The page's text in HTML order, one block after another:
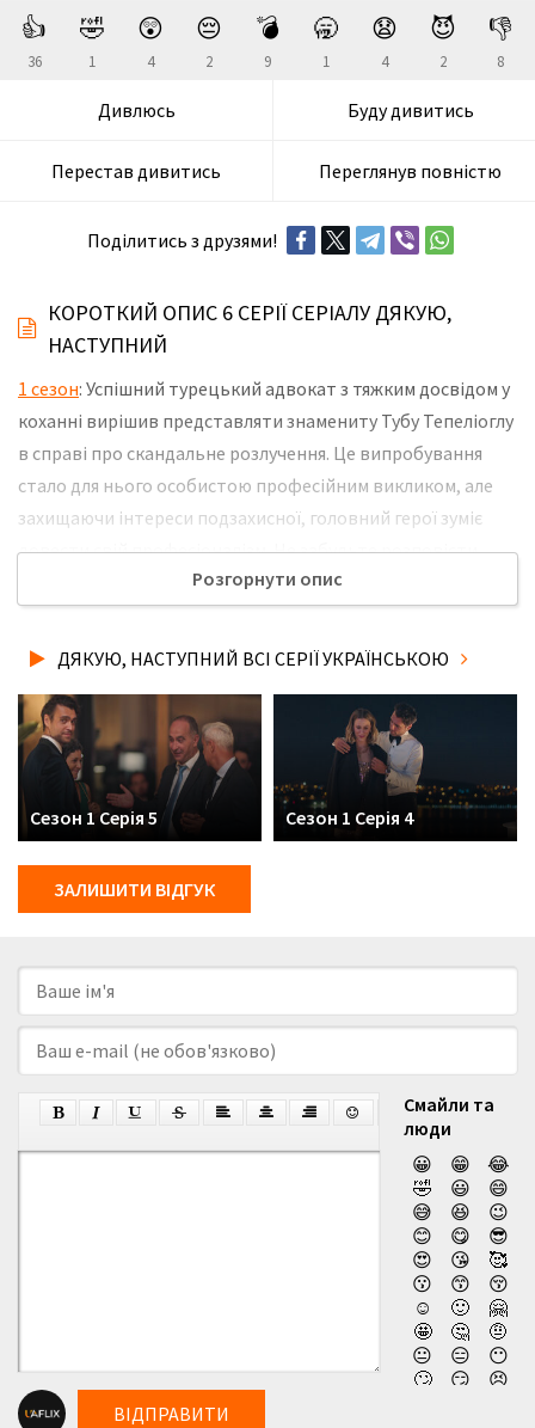
👍
36
🤣
1
😲
4
😔
2
💣
9
🥱
1
😧
4
😈
2
👎
8
Дивлюсь Буду дивитись
Перестав дивитись Переглянув повністю
Поділитись з друзями!
КОРОТКИЙ ОПИС 6 СЕРІЇ СЕРІАЛУ ДЯКУЮ,
НАСТУПНИЙ
1 сезон: Успішний турецький адвокат з тяжким досвідом у
коханні вирішив представляти знамениту Тубу Тепеліоглу
в справі про скандальне розлучення. Це випробування
стало для нього особистою професійним викликом, але
захищаючи інтереси подзахисної, головний герої зуміє
довести свій професіоналізм. Не забудьте розповісти
друзям, де Ви дивились нову 6 серію серіалу Дякую,
українськими субтитрами!
Розгорнути опис
ДЯКУЮ, НАСТУПНИЙ ВСІ СЕРІЇ УКРАЇНСЬКОЮ
Сезон 1 Серія 5 Сезон 1 Серія 4
ЗАЛИШИТИ ВІДГУК
Смайли та
люди
😀
😁
😂
🤣
😃
😄
😅
😆
😉
😊
😋
😎
😍
😘
🥰
😗
😙
😚
☺️
🙂
🤗
🤩
🤔
🤨
😐
😑
😶
🙄
😏
😣
ВІДПРАВИТИ